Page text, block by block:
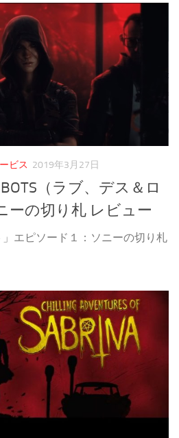
ビス 2019年3月27日
（ラブ、デス＆ロ
ーの切り札 レビュー
」エピソード１：ソニーの切り札